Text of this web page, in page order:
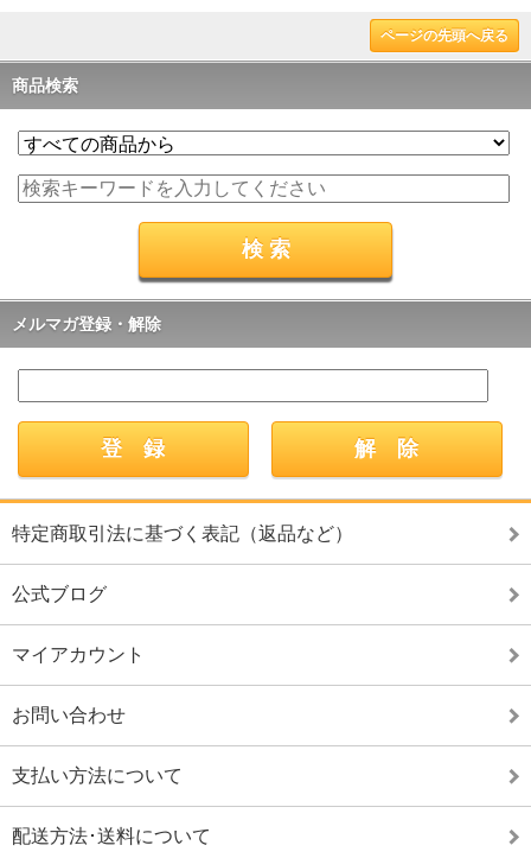
ページの先頭へ戻る
商品検索
メルマガ登録・解除
特定商取引法に基づく表記（返品など）
公式ブログ
マイアカウント
お問い合わせ
支払い方法について
配送方法･送料について